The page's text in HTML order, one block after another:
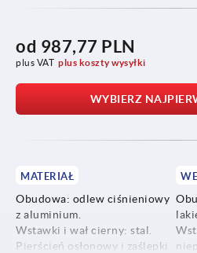
od 987,77 PLN
plus VAT plus koszty wysyłki
WYBIERZ
MATERIAŁ
Obudowa: odlew ciśnieniowy
z aluminium.
Wstawki i wał cierny: stal.
Pierścień osłonowy i zaślepki